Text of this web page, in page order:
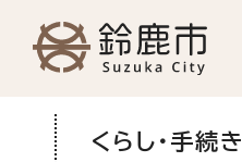
くらし・手続き